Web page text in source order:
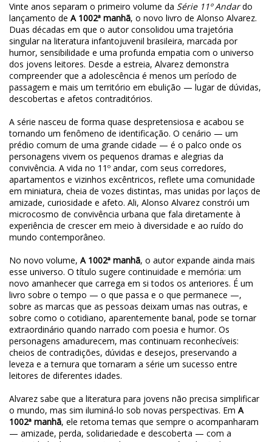
Vinte anos separam o primeiro volume da Série 11º Andardo
lançamento de A 1002ª manhã, o novo livro de Alonso Alvarez.
Duas décadas em que o autor consolidou uma trajetória
singular na literatura infantojuvenil brasileira, marcada por
humor, sensibilidade e uma profunda empatia com o universo
dos jovens leitores. Desde a estreia, Alvarez demonstra
compreender que a adolescência é menos um período de
passagem e mais um território em ebulição — lugar de dúvidas,
descobertas e afetos contraditórios.
A série nasceu de forma quase despretensiosa e acabou se
tornando um fenômeno de identificação. O cenário — um
prédio comum de uma grande cidade — é o palco onde os
personagens vivem os pequenos dramas e alegrias da
convivência. A vida no 11º andar, com seus corredores,
apartamentos e vizinhos excêntricos, reflete uma comunidade
em miniatura, cheia de vozes distintas, mas unidas por laços de
amizade, curiosidade e afeto. Ali, Alonso Alvarez constrói um
microcosmo de convivência urbana que fala diretamente à
experiência de crescer em meio à diversidade e ao ruído do
mundo contemporâneo.
No novo volume, A 1002ª manhã, o autor expande ainda mais
esse universo. O título sugere continuidade e memória: um
novo amanhecer que carrega em si todos os anteriores. É um
livro sobre o tempo — o que passa e o que permanece —,
sobre as marcas que as pessoas deixam umas nas outras, e
sobre como o cotidiano, aparentemente banal, pode se tornar
extraordinário quando narrado com poesia e humor. Os
personagens amadurecem, mas continuam reconhecíveis:
cheios de contradições, dúvidas e desejos, preservando a
leveza e a ternura que tornaram a série um sucesso entre
leitores de diferentes idades.
Alvarez sabe que a literatura para jovens não precisa simplificar
o mundo, mas sim iluminá-lo sob novas perspectivas. Em A
1002ª manhã, ele retoma temas que sempre o acompanharam
— amizade, perda, solidariedade e descoberta — com a